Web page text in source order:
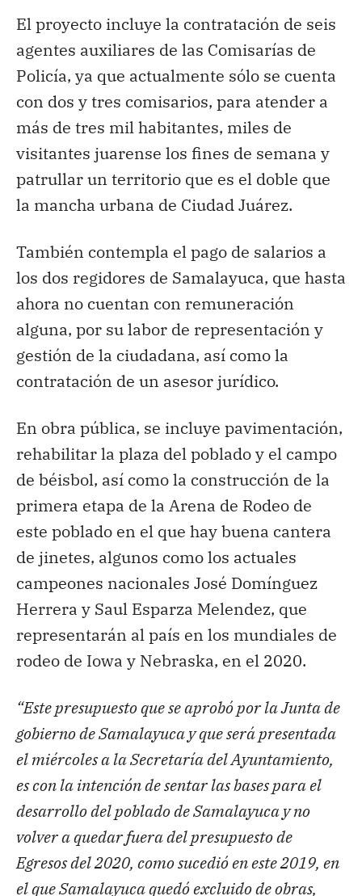
El proyecto incluye la contratación de seis
agentes auxiliares de las Comisarías de
Policía, ya que actualmente sólo se cuenta
con dos y tres comisarios, para atender a
más de tres mil habitantes, miles de
visitantes juarense los fines de semana y
patrullar un territorio que es el doble que
la mancha urbana de Ciudad Juárez.
También contempla el pago de salarios a
los dos regidores de Samalayuca, que hasta
ahora no cuentan con remuneración
alguna, por su labor de representación y
gestión de la ciudadana, así como la
contratación de un asesor jurídico.
En obra pública, se incluye pavimentación,
rehabilitar la plaza del poblado y el campo
de béisbol, así como la construcción de la
primera etapa de la Arena de Rodeo de
este poblado en el que hay buena cantera
de jinetes, algunos como los actuales
campeones nacionales José Domínguez
Herrera y Saul Esparza Melendez, que
representarán al país en los mundiales de
rodeo de Iowa y Nebraska, en el 2020.
“Este presupuesto que se aprobó por la Junta de
gobierno de Samalayuca y que será presentada
el miércoles a la Secretaría del Ayuntamiento,
es con la intención de sentar las bases para el
desarrollo del poblado de Samalayuca y no
volver a quedar fuera del presupuesto de
Egresos del 2020, como sucedió en este 2019, en
el que Samalayuca quedó excluido de obras,